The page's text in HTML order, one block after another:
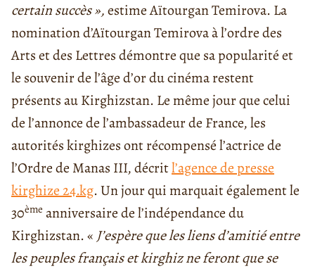
certain succès »,estime Aïtourgan Temirova. La
nomination d’Aïtourgan Temirova à l’ordre des
Arts et des Lettres démontre que sa popularité et
le souvenir de l’âge d’or du cinéma restent
présents au Kirghizstan. Le même jour que celui
de l’annonce de l’ambassadeur de France, les
autorités kirghizes ont récompensé l’actrice de
l’Ordre de Manas III, décritl’agence de presse
kirghize 24.kg. Un jour qui marquait également le
30ème anniversaire de l’indépendance du
Kirghizstan. « J’espère que les liens d’amitié entre
les peuples français et kirghiz ne feront que se